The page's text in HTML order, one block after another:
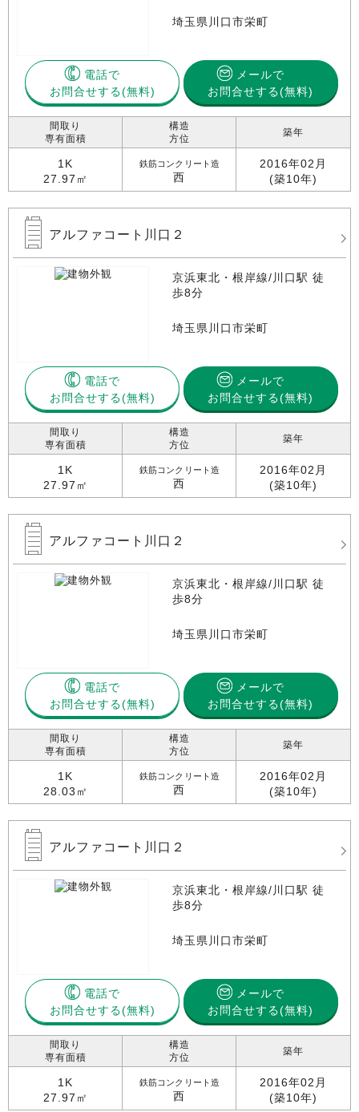
埼玉県川口市栄町
電話で
お問合せする
メールで
お問合せする(無料)
間取り
専有面積
1K
27.97㎡
構造
方位
鉄筋コンクリート造
西
築年
2016年02月
(築10年)
アルファコート川口２
京浜東北・根岸線/川口駅 徒
歩8分
埼玉県川口市栄町
電話で
お問合せする
メールで
お問合せする(無料)
間取り
専有面積
1K
27.97㎡
構造
方位
鉄筋コンクリート造
西
築年
2016年02月
(築10年)
アルファコート川口２
京浜東北・根岸線/川口駅 徒
歩8分
埼玉県川口市栄町
電話で
お問合せする
メールで
お問合せする(無料)
間取り
専有面積
1K
28.03㎡
構造
方位
鉄筋コンクリート造
西
築年
2016年02月
(築10年)
アルファコート川口２
京浜東北・根岸線/川口駅 徒
歩8分
埼玉県川口市栄町
電話で
お問合せする
メールで
お問合せする(無料)
間取り
専有面積
1K
27.97㎡
構造
方位
鉄筋コンクリート造
西
築年
2016年02月
(築10年)